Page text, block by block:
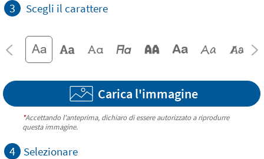
3 Scegli il carattere
Carica l'immagine
*Accettando l'anteprima, dichiaro di essere autorizzato a riprodurre
questa immagine.
4 Selezionare